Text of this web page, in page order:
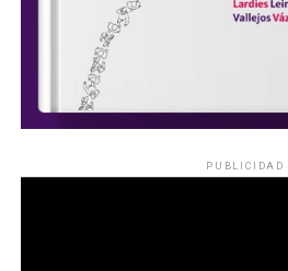
PUBLICIDAD